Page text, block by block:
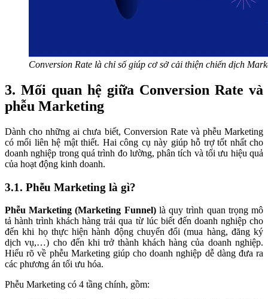
Conversion Rate là chỉ số giúp cơ sở cải thiện chiến dịch
3. Mối quan hệ giữa Conversion Rate và
phễu Marketing
Dành cho những ai chưa biết, Conversion Rate và phễu Marketing
có mối liên hệ mật thiết. Hai công cụ này giúp hỗ trợ tốt nhất cho
doanh nghiệp trong quá trình đo lường, phân tích và tối ưu hiệu quả
của hoạt động kinh doanh.
3.1. Phễu Marketing là gì?
Phễu Marketing (Marketing Funnel) là quy trình quan trọng mô
tả hành trình khách hàng trải qua từ lúc biết đến doanh nghiệp cho
đến khi họ thực hiện hành động chuyển đổi (mua hàng, đăng ký
dịch vụ,…) cho đến khi trở thành khách hàng của doanh nghiệp.
Hiểu rõ về phễu Marketing giúp cho doanh nghiệp dễ dàng đưa ra
các phương án tối ưu hóa.
Phễu Marketing có 4 tầng chính, gồm: